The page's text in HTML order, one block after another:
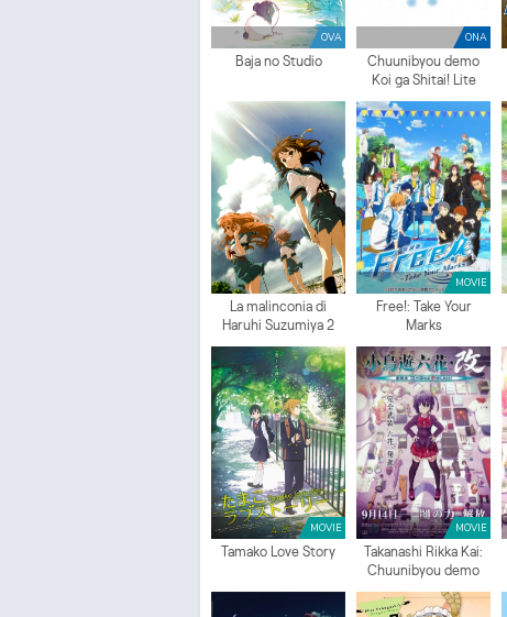
OVA
Baja no Studio
ONA
Chuunibyou demo
Koi ga Shitai! Lite
La malinconia di
Haruhi Suzumiya 2
MOVIE
Free!: Take Your
Marks
MOVIE
Tamako Love Story
MOVIE
Takanashi Rikka Kai:
Chuunibyou demo
Koi ga Shitai! Movie